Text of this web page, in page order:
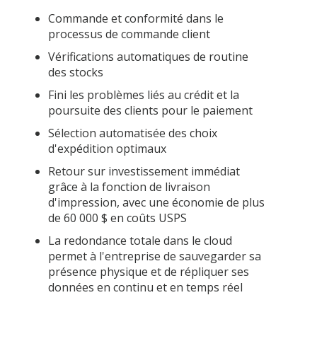
Commande et conformité dans le
processus de commande client
Vérifications automatiques de routine
des stocks
Fini les problèmes liés au crédit et la
poursuite des clients pour le paiement
Sélection automatisée des choix
d'expédition optimaux
Retour sur investissement immédiat
grâce à la fonction de livraison
d'impression, avec une économie de plus
de 60 000 $ en coûts USPS
La redondance totale dans le cloud
permet à l'entreprise de sauvegarder sa
présence physique et de répliquer ses
données en continu et en temps réel